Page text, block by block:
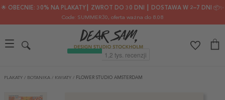
🌟 OBECNIE: 30% NA PLAKATY┃ ZWROT DO 30 DNI ┃ DOSTAWA W 2–7 DNI 📦✨
Code: SUMMER30, oferta ważna do 8.08
PLAKATY / BOTANIKA / KWIATY / FLOWER STUDIO AMSTERDAM